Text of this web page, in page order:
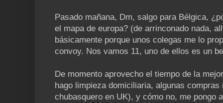
Pasado mañana, Dm, salgo para Bélgica,
el mapa de europa? (de arrinconado nada,
básicamente porque unos colegas me lo
convoy. Nos vamos 11, uno de ellos es un
De momento aprovecho el tiempo de la
hago limpieza domiciliaria, algunas
chubasquero en UK), y cómo no, me pongo